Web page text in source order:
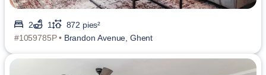
2 1
872 pies²
#1059785P • Brandon Avenue, Ghent